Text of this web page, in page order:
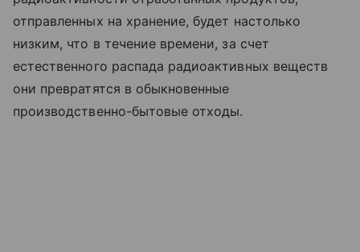
отправленных на хранение, будет настолько
низким, что в течение времени, за счет
естественного распада радиоактивных веществ
они превратятся в обыкновенные
производственно-бытовые отходы.